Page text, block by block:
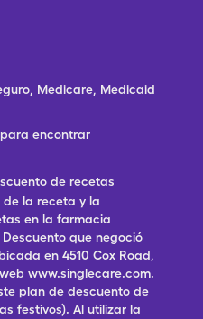
Medicare, Medicaid
encontrar
de recetas
la receta y la
en la farmacia
que negoció
en 4510 Cox Road,
www.singlecare.com.
plan de descuento de
festivos). Al utilizar la